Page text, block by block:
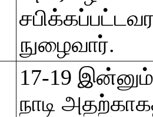
நுழைவார்.
17-19
நாடி